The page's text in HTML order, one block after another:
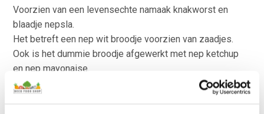
Voorzien van een levensechte namaak knakworst en
blaadje nepsla.
Het betreft een nep wit broodje voorzien van zaadjes.
Ook is het dummie broodje afgewerkt met nep ketchup
en nep mayonaise.
Alles aan dit nepbroodje met knakworst ziet er echt uit.
Het betreft een nepbroodje van zacht foam materiaal.